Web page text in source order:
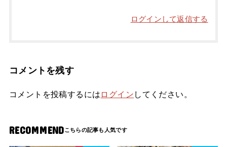
ログインして返信する
コメントを残す
コメントを投稿するには ログイン してください。
RECOMMEND